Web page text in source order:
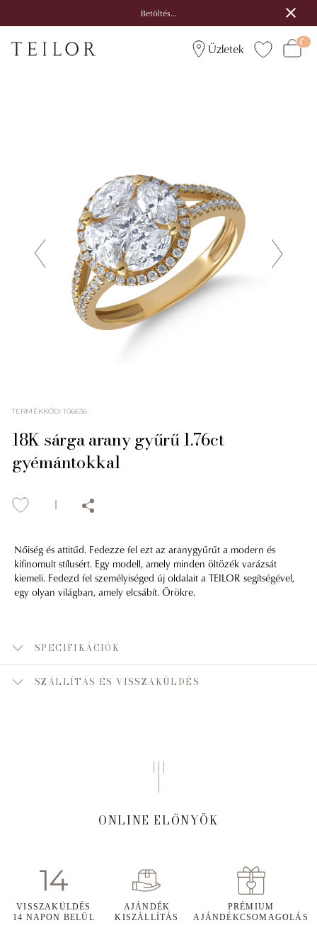
Betöltés...
Üzletek
TERMÉKKÓD:106636
18K sárga arany gyűrű 1.76ct
gyémántokkal
Nőiség és attitűd. Fedezze fel ezt az aranygyűrűt a modern és
kifinomult stílusért. Egy modell, amely minden öltözék varázsát
kiemeli. Fedezd fel személyiséged új oldalait a TEILOR segítségével,
egy olyan világban, amely elcsábít. Örökre.
SPECIFIKÁCIÓK
SZÁLLÍTÁS ÉS VISSZAKÜLDÉS
ONLINE ELŐNYÖK
VISSZAKÜLDÉS
14 NAPON BELÜL
AJÁNDÉK
KISZÁLLÍTÁS
PRÉMIUM
AJÁNDÉKCSOMAGOLÁS